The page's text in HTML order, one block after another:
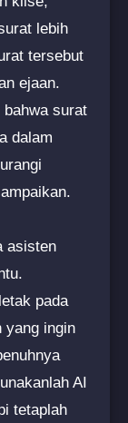
lebih
tersebut
ejaan.
bahwa surat
dalam
asisten
pada
yang ingin
AI
tetaplah